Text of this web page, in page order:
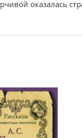
оказалась